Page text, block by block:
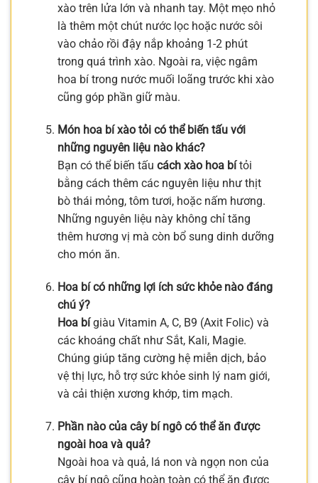
xào trên lửa lớn và nhanh tay. Một mẹo nhỏ
là thêm một chút nước lọc hoặc nước sôi
vào chảo rồi đậy nắp khoảng 1-2 phút
trong quá trình xào. Ngoài ra, việc ngâm
hoa bí trong nước muối loãng trước khi xào
cũng góp phần giữ màu.
Món hoa bí xào tỏi có thể biến tấu với
những nguyên liệu nào khác?
Bạn có thể biến tấu cách xào hoa bítỏi
bằng cách thêm các nguyên liệu như thịt
bò thái mỏng, tôm tươi, hoặc nấm hương.
Những nguyên liệu này không chỉ tăng
thêm hương vị mà còn bổ sung dinh dưỡng
cho món ăn.
Hoa bí có những lợi ích sức khỏe nào đáng
chú ý?
Hoa bígiàu Vitamin A, C, B9 (Axit Folic) và
các khoáng chất như Sắt, Kali, Magie.
Chúng giúp tăng cường hệ miễn dịch, bảo
vệ thị lực, hỗ trợ sức khỏe sinh lý nam giới,
và cải thiện xương khớp, tim mạch.
Phần nào của cây bí ngô có thể ăn được
ngoài hoa và quả?
Ngoài hoa và quả, lá non và ngọn non của
cây bí ngô cũng hoàn toàn có thể ăn được